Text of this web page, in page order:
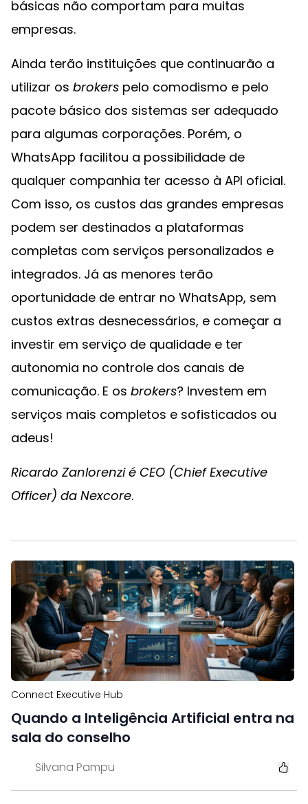
básicas não comportam para muitas
empresas.
Ainda terão instituições que continuarão a
utilizar os brokers pelo comodismo e pelo
pacote básico dos sistemas ser adequado
para algumas corporações. Porém, o
WhatsApp facilitou a possibilidade de
qualquer companhia ter acesso à API oficial.
Com isso, os custos das grandes empresas
podem ser destinados a plataformas
completas com serviços personalizados e
integrados. Já as menores terão
oportunidade de entrar no WhatsApp, sem
custos extras desnecessários, e começar a
investir em serviço de qualidade e ter
autonomia no controle dos canais de
comunicação. E os brokers? Investem em
serviços mais completos e sofisticados ou
adeus!
Ricardo Zanlorenzi é CEO (Chief Executive
Officer) da Nexcore.
Connect Executive Hub
Quando a Inteligência Artificial entra na
sala do conselho
Silvana Pampu